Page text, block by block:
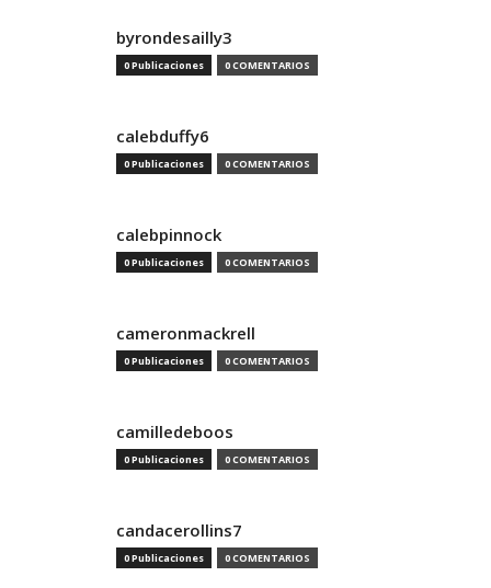
byrondesailly3
0 Publicaciones 0 COMENTARIOS
calebduffy6
0 Publicaciones 0 COMENTARIOS
calebpinnock
0 Publicaciones 0 COMENTARIOS
cameronmackrell
0 Publicaciones 0 COMENTARIOS
camilledeboos
0 Publicaciones 0 COMENTARIOS
candacerollins7
0 Publicaciones 0 COMENTARIOS